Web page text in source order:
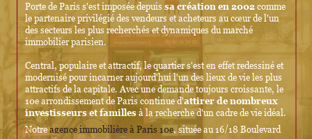
Porte de Paris s'est imposée depuis sa création en 2002 comme
le partenaire privilégié des vendeurs et acheteurs au cœur de l'un
des secteurs les plus recherchés et dynamiques du marché
immobilier parisien.
Central, populaire et attractif, le quartier s'est en effet redessiné et
modernisé pour incarner aujourd'hui l'un des lieux de vie les plus
attractifs de la capitale. Avec une demande toujours croissante, le
10e arrondissement de Paris continue d'attirer de nombreux
investisseurs et familles à la recherche d'un cadre de vie idéal.
Notreagence immobilière à Paris 10e, située au 16/18 Boulevard